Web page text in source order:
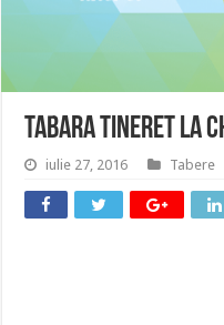
Tabara tineret la
iulie 27, 2016 Tabere